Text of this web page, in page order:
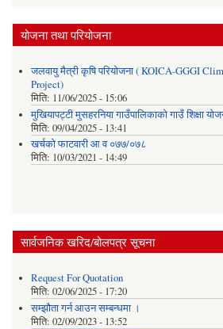
योजना तथा परियोजना
जलवायु मैत्री कृषि परियोजना ( KOICA-GGGI
Project)
मिति: 11/06/2025 - 15:06
मुखियापट्टी मुसहरनिया गाउँपालिकाको गाउँ शिक्षा
मिति: 09/04/2025 - 13:41
खर्चकाे फाटवारी आ व ०७७/०७८
मिति: 10/03/2021 - 14:49
सार्वजनिक खरिद/बोलपत्र सूचना
Request For Quotation
मिति: 02/06/2025 - 17:20
सम्झौता गर्न आउन सम्बन्धमा ।
मिति: 02/09/2023 - 13:52